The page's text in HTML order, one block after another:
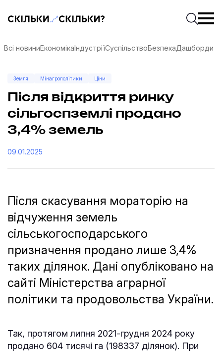
Скільки-скільки? — Медіа про суспільні даніПочати
Всі новиниЕкономікаІндустріїСуспільствоБезпекаДашборди
Земля Мінагрополітики Ціни
Після відкриття ринку
сільгоспземлі продано
3,4% земель
09.01.2025
Після скасування мораторію на
відчуження земель
сільськогосподарського
призначення продано лише 3,4%
таких ділянок. Дані опубліковано на
сайті Міністерства аграрної
політики та продовольства України.
Так, протягом липня 2021-грудня 2024 року
продано 604 тисячі га (198337 ділянок). При